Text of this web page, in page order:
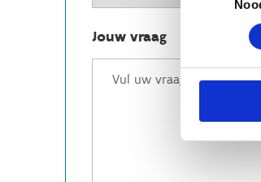
Jouw vraag